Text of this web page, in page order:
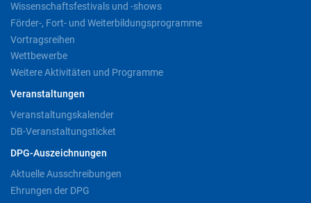
Wissenschaftsfestivals und -shows
Förder-, Fort- und Weiterbildungsprogramme
Vortragsreihen
Wettbewerbe
Weitere Aktivitäten und Programme
Veranstaltungen
Veranstaltungskalender
DB-Veranstaltungsticket
DPG-Auszeichnungen
Aktuelle Ausschreibungen
Ehrungen der DPG